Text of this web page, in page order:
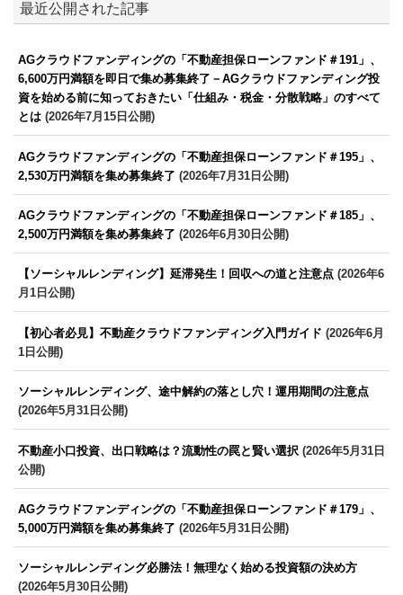
最近公開された記事
AGクラウドファンディングの「不動産担保ローンファンド＃191」、
6,600万円満額を即日で集め募集終了－AGクラウドファンディング投
資を始める前に知っておきたい「仕組み・税金・分散戦略」のすべて
とは (2026年7月15日公開)
AGクラウドファンディングの「不動産担保ローンファンド＃195」、
2,530万円満額を集め募集終了 (2026年7月31日公開)
AGクラウドファンディングの「不動産担保ローンファンド＃185」、
2,500万円満額を集め募集終了 (2026年6月30日公開)
【ソーシャルレンディング】延滞発生！回収への道と注意点 (2026年6
月1日公開)
【初心者必見】不動産クラウドファンディング入門ガイド (2026年6月
1日公開)
ソーシャルレンディング、途中解約の落とし穴！運用期間の注意点
(2026年5月31日公開)
不動産小口投資、出口戦略は？流動性の罠と賢い選択 (2026年5月31日
公開)
AGクラウドファンディングの「不動産担保ローンファンド＃179」、
5,000万円満額を集め募集終了 (2026年5月31日公開)
ソーシャルレンディング必勝法！無理なく始める投資額の決め方
(2026年5月30日公開)